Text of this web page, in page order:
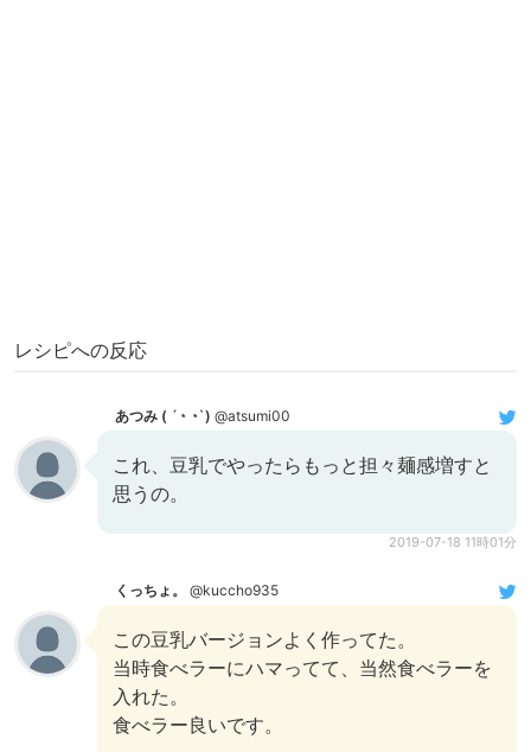
レシピへの反応
あつみ ( ´◔ ◔`) @atsumi00
これ、豆乳でやったらもっと担々麺感増すと
思うの。
2019-07-18 11時01分
くっちょ。 @kuccho935
この豆乳バージョンよく作ってた。
当時食べラーにハマってて、当然食べラーを
入れた。
食べラー良いです。